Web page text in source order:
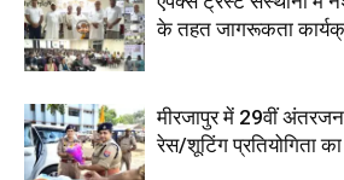
के तहत जागरूकता
मीरजापुर में 29वीं
रेस/शूटिंग प्रतियोगिता